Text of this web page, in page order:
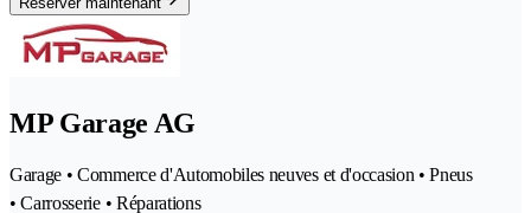
MP Garage AG
Garage • Commerce d'Automobiles neuves et d'occasion • Pneus
• Carrosserie • Réparations